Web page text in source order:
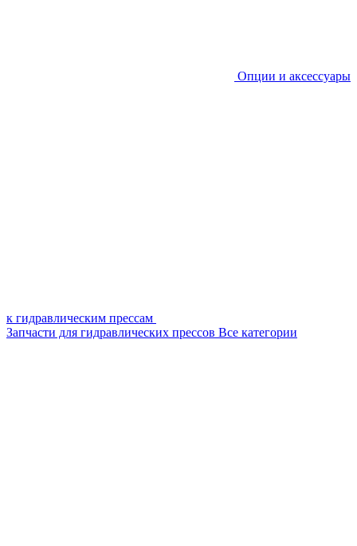
Опции и аксессуары
к гидравлическим прессам
Запчасти для гидравлических прессов Все категории